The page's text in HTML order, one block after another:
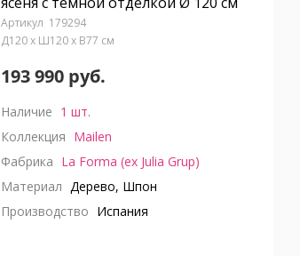
179294
Д120 x Ш120 x В77 см
193 990 руб.
Наличие 1 шт.
Коллекция Mailen
Фабрика La Forma (ex Julia Grup)
Материал Дерево, Шпон
Производство Испания